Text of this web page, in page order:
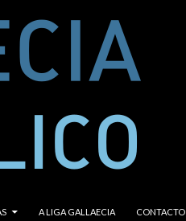
A LIGA GALLAECIA CONTACTO